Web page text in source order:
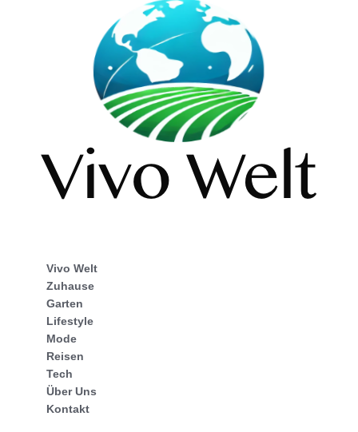
Vivo Welt
Zuhause
Garten
Lifestyle
Mode
Reisen
Tech
Über Uns
Kontakt